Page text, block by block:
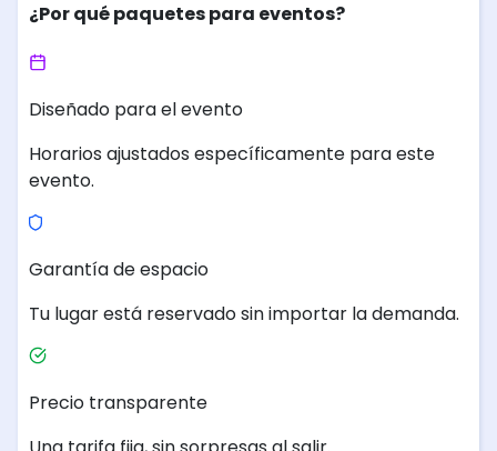
¿Por qué paquetes para eventos?
Diseñado para el evento
Horarios ajustados específicamente para este
evento.
Garantía de espacio
Tu lugar está reservado sin importar la demanda.
Precio transparente